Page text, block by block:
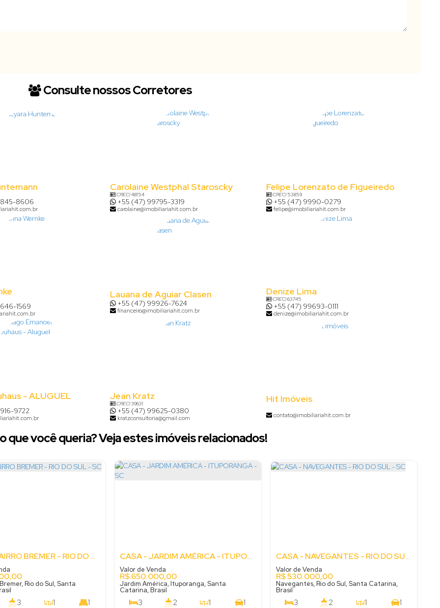
Consulte nossos Corretores
8606
Carolaine Westphal Staroscky
CRECI48154
+55 (47) 99795-3319
carolaine@imobiliariahit.com.br
Felipe Lorenzato de Figueiredo
CRECI53859
+55 (47) 9990-0279
felipe@imobiliariahit.com.br
1569
Lauana de Aguiar Clasen
+55 (47) 99926-7624
financeiro@imobiliariahit.com.br
Denize Lima
CRECI63745
+55 (47) 99693-0111
denize@imobiliariahit.com.br
- ALUGUEL
9722
Jean Kratz
CRECI39631
+55 (47) 99625-0380
kratzconsultoria@gmail.com
Hit Imóveis
contato@imobiliariahit.com.br
que você queria? Veja estes imóveis relacionados!
CASA - BAIRRO BREMER - RIO DO SUL - SC
Rio do Sul, Santa
3 1
1
CASA - JARDIM AMÉRICA - ITUPORANGA - SC
R$650.000,00
Valor de Venda
Jardim América, Ituporanga, Santa
Catarina, Brasil
3 2 1
1
CASA - NAVEGANTES - RIO DO SUL - SC
R$530.000,00
Valor de Venda
Navegantes, Rio do Sul, Santa Catarina,
Brasil
3 2 1
1